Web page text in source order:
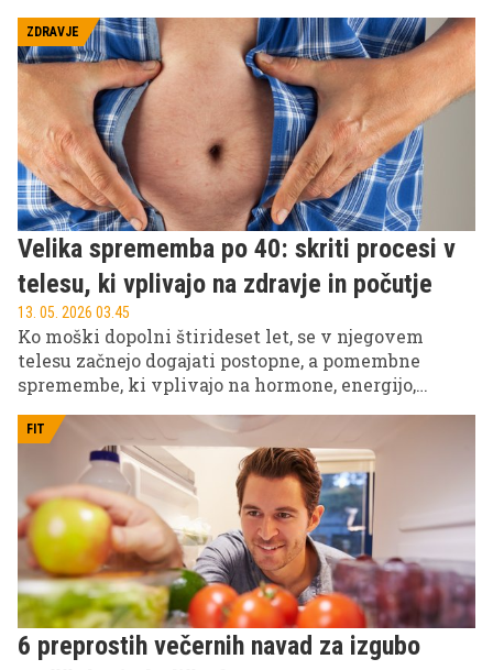
pomena za ohranjanje zdravja, moči in vitalnosti.
Strokovnjaki poudarjajo, da kombinacija različnih
vrst treninga prinaša najboljše rezultate.
ZDRAVJE
Velika sprememba po 40: skriti procesi v
telesu, ki vplivajo na zdravje in počutje
13. 05. 2026 03.45
Ko moški dopolni štirideset let, se v njegovem
telesu začnejo dogajati postopne, a pomembne
spremembe, ki vplivajo na hormone, energijo,
pridejo neopazno, zato jih mnogi ne povežejo z leti,
ampak z vsakdanjim stresom ali življenjskim
slogom.
FIT
6 preprostih večernih navad za izgubo